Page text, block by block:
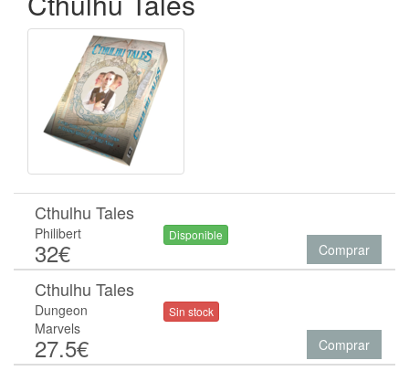
Cthulhu Tales
Philibert
32€
Disponible
Comprar
Cthulhu Tales
Dungeon
Marvels
27.5€
Sin stock
Comprar